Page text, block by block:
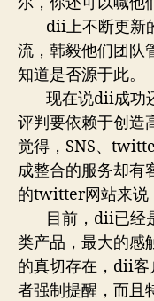
dii上不断更新的
流，韩毅他们团队
知道是否源于此。
现在说dii成功
评判要依赖于创造
觉得，SNS、
成整合的服务却有
的twitter网站来说
目前，dii已经
类产品，最大的感
的真切存在，dii客
者强制提醒，而且